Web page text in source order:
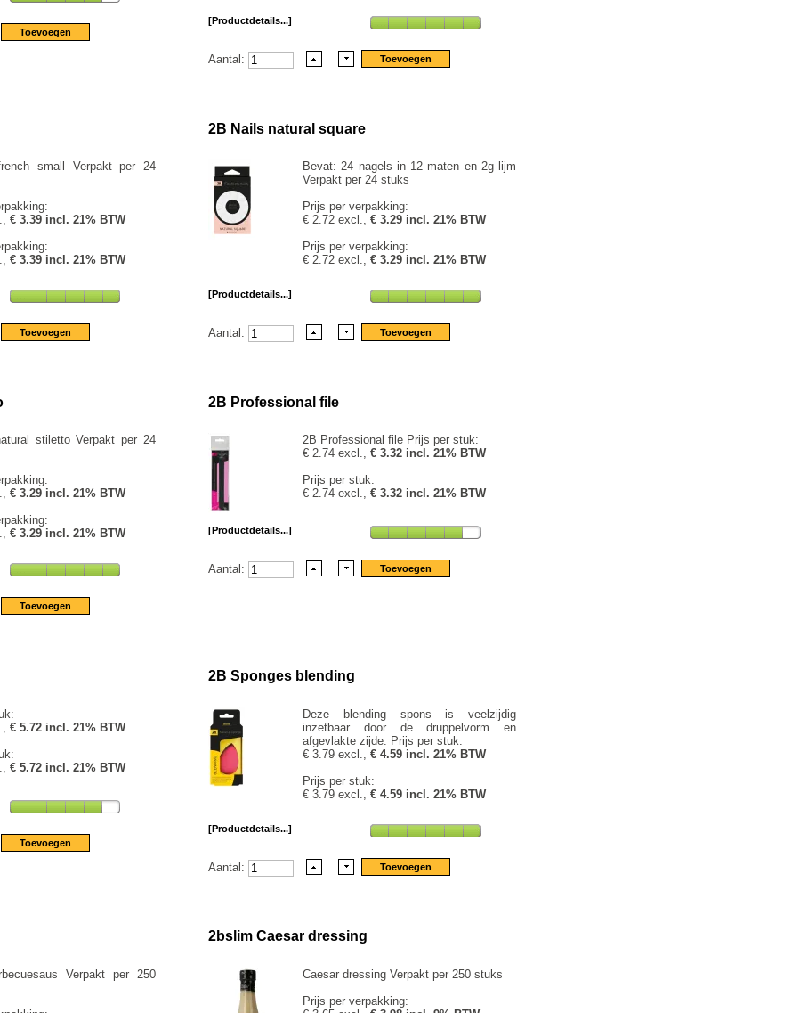
[Productdetails...]
Aantal:
small Verpakt per 24
€ 3.39 incl. 21% BTW
€ 3.39 incl. 21% BTW
2B Nails natural square
Bevat: 24 nagels in 12 maten en 2g lijm
Verpakt per 24 stuks
Prijs per verpakking:
€ 2.72 excl., € 3.29 incl. 21% BTW
Prijs per verpakking:
€ 2.72 excl., € 3.29 incl. 21% BTW
[Productdetails...]
Aantal:
stiletto Verpakt per 24
€ 3.29 incl. 21% BTW
€ 3.29 incl. 21% BTW
2B Professional file
2B Professional file Prijs per stuk:
€ 2.74 excl., € 3.32 incl. 21% BTW
Prijs per stuk:
€ 2.74 excl., € 3.32 incl. 21% BTW
[Productdetails...]
Aantal:
€ 5.72 incl. 21% BTW
€ 5.72 incl. 21% BTW
2B Sponges blending
Deze blending spons is veelzijdig
inzetbaar door de druppelvorm en
afgevlakte zijde. Prijs per stuk:
€ 3.79 excl., € 4.59 incl. 21% BTW
Prijs per stuk:
€ 3.79 excl., € 4.59 incl. 21% BTW
[Productdetails...]
Aantal:
Verpakt per 250
2bslim Caesar dressing
Caesar dressing Verpakt per 250 stuks
Prijs per verpakking: